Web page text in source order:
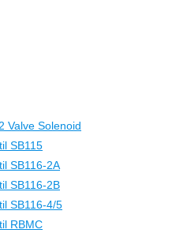
Valve Solenoid
SB115
SB116-2A
SB116-2B
SB116-4/5
RBMC